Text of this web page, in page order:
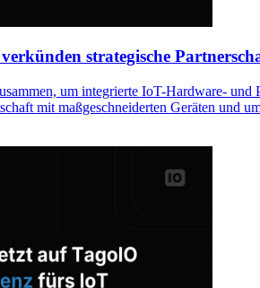
strategische
um integrierte IoT-Hardware-
mit maßgeschneiderten Geräten und